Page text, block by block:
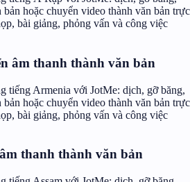
hoặc chuyển video thành văn bản trực
bài giảng, phỏng vấn và công việc
âm thanh thành văn bản
tiếng Armenia với JotMe: dịch, gỡ băng,
hoặc chuyển video thành văn bản trực
bài giảng, phỏng vấn và công việc
thanh thành văn bản